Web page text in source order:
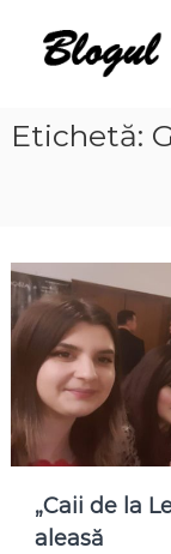
content
Blogul
Dianei
opinie,
călătorii
Etichetă:
„Caii de la
aleasă